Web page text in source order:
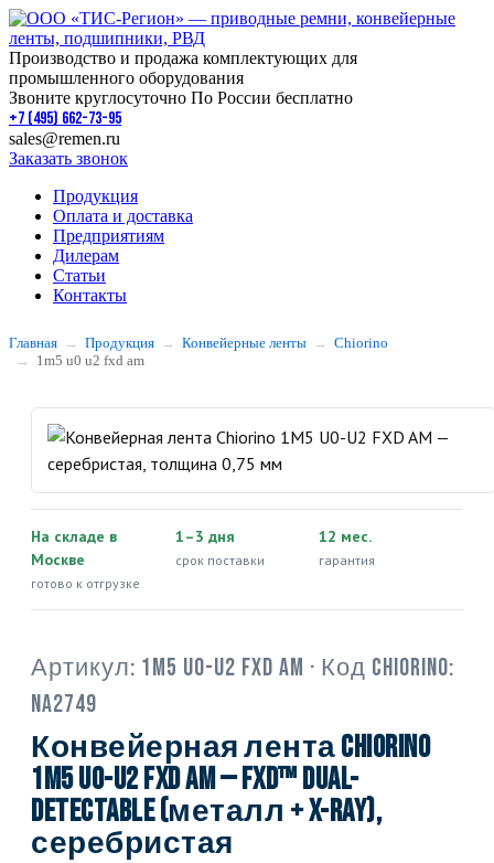
Производство и продажа комплектующих для
промышленного оборудования
Звоните круглосуточно По России бесплатно
+7 (495) 662-73-95
sales@remen.ru
Заказать звонок
Продукция
Оплата и доставка
Предприятиям
Дилерам
Статьи
Контакты
Главная Продукция Конвейерные ленты
Chiorino
1m5 u0 u2 fxd am
На складе в
Москве
готово к отгрузке
1–3 дня
срок поставки
12 мес.
гарантия
Артикул: 1M5 U0-U2 FXD AM · Код Chiorino:
NA2749
Конвейерная лента Chiorino
1M5 U0-U2 FXD AM — FXD™ dual-
detectable (металл + X-ray),
серебристая